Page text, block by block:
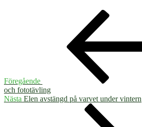
Inläggsnavigering
Föregående
och fototävling
Nästa
Nästa Elen avstängd på varvet under vintern